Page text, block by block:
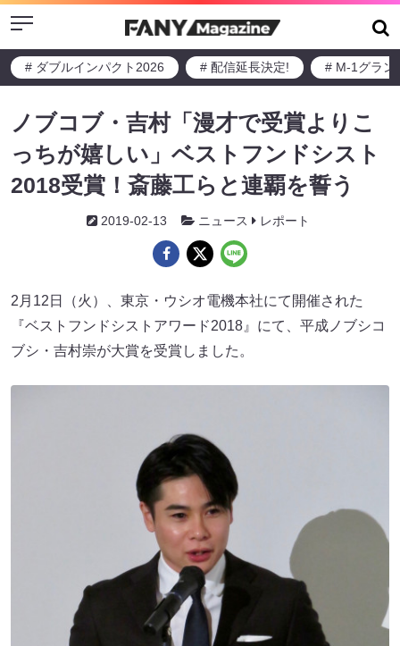
Menu
# ダブルインパクト2026 # 配信延長決定! # M-1グラン
ノブコブ・吉村「漫才で受賞よりこ
っちが嬉しい」ベストフンドシスト
2018受賞！斎藤工らと連覇を誓う
2019-02-13 ニュース レポート
2月12日（火）、東京・ウシオ電機本社にて開催された
『ベストフンドシストアワード2018』にて、平成ノブシコ
ブシ・吉村崇が大賞を受賞しました。